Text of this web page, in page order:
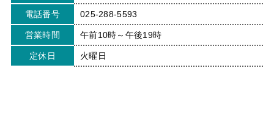
電話番号 025-288-5593
営業時間 午前10時～午後19時
定休日 火曜日